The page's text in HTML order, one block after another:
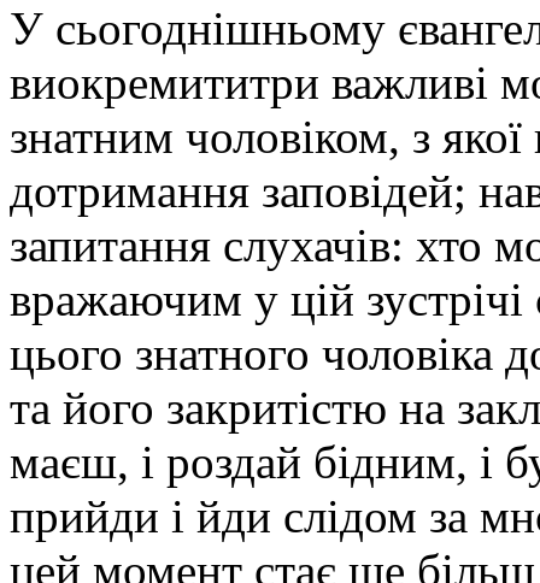
У сьогоднішньому
виокремититри важливі
знатним чоловіком, з
дотримання заповідей;
запитання слухачів: хто
вражаючим у цій
цього знатного чоловіка
та його закритістю на
маєш, і роздай бідним, і
прийди і йди слідом за
цей момент стає ще